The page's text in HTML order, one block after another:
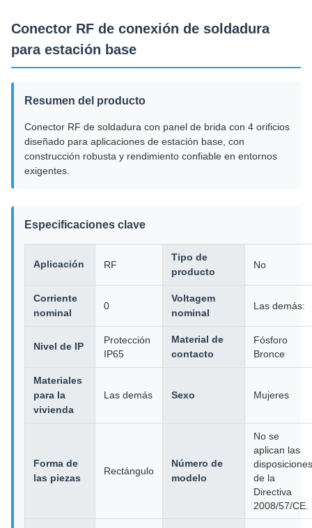
Conector RF de conexión de soldadura
para estación base
Resumen del producto
Conector RF de soldadura con panel de brida con 4 orificios
diseñado para aplicaciones de estación base, con
construcción robusta y rendimiento confiable en entornos
exigentes.
Especificaciones clave
Aplicación RF
Tipo de
producto
No
Corriente
nominal
0
Voltagem
nominal
Las demás:
Nivel de IP
Protección
IP65
Material de
contacto
Fósforo
Bronce
Materiales
para la
vivienda
Las demás Sexo Mujeres
Forma de
las piezas
Rectángulo
Número de
modelo
No se
aplican las
disposiciones
de la
Directiva
2008/57/CE.